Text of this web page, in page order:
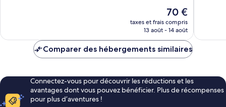
Le
nouveau
prix
de
70 €
taxes et frais compris
13 août - 14 août
Comparer des hébergements similaires
Connectez-vous pour découvrir les réductions et les
avantages dont vous pouvez bénéficier. Plus de récompenses
pour plus d’aventures !